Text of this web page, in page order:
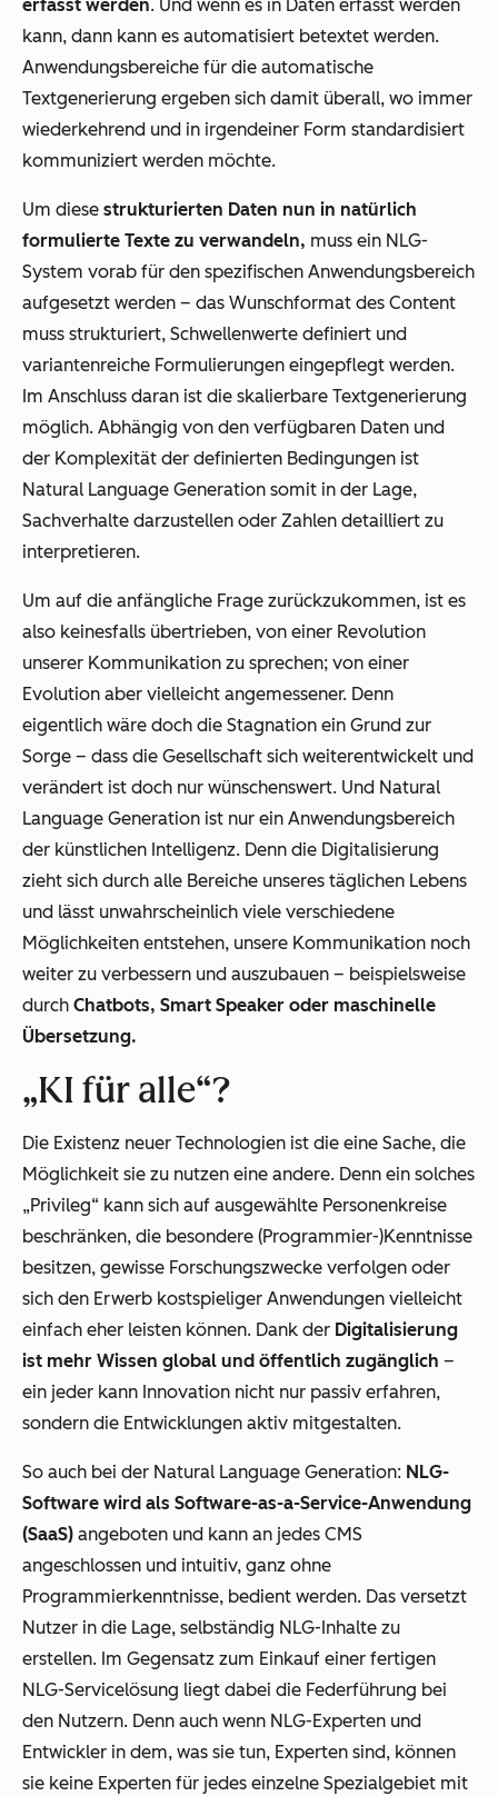
erfasst werden. Und wenn es in Daten erfasst werden
kann, dann kann es automatisiert betextet werden.
Anwendungsbereiche für die automatische
Textgenerierung ergeben sich damit überall, wo immer
wiederkehrend und in irgendeiner Form standardisiert
kommuniziert werden möchte.
Um diese strukturierten Daten nun in natürlich
formulierte Texte zu verwandeln, muss ein NLG-
System vorab für den spezifischen Anwendungsbereich
aufgesetzt werden – das Wunschformat des Content
muss strukturiert, Schwellenwerte definiert und
variantenreiche Formulierungen eingepflegt werden.
Im Anschluss daran ist die skalierbare Textgenerierung
möglich. Abhängig von den verfügbaren Daten und
der Komplexität der definierten Bedingungen ist
Natural Language Generation somit in der Lage,
Sachverhalte darzustellen oder Zahlen detailliert zu
interpretieren.
Um auf die anfängliche Frage zurückzukommen, ist es
also keinesfalls übertrieben, von einer Revolution
unserer Kommunikation zu sprechen; von einer
Evolution aber vielleicht angemessener. Denn
eigentlich wäre doch die Stagnation ein Grund zur
Sorge – dass die Gesellschaft sich weiterentwickelt und
verändert ist doch nur wünschenswert. Und Natural
Language Generation ist nur ein Anwendungsbereich
der künstlichen Intelligenz. Denn die Digitalisierung
zieht sich durch alle Bereiche unseres täglichen Lebens
und lässt unwahrscheinlich viele verschiedene
Möglichkeiten entstehen, unsere Kommunikation noch
weiter zu verbessern und auszubauen – beispielsweise
durch Chatbots, Smart Speaker oder maschinelle
Übersetzung.
„KI für alle“?
Die Existenz neuer Technologien ist die eine Sache, die
Möglichkeit sie zu nutzen eine andere. Denn ein solches
„Privileg“ kann sich auf ausgewählte Personenkreise
beschränken, die besondere (Programmier-)Kenntnisse
besitzen, gewisse Forschungszwecke verfolgen oder
sich den Erwerb kostspieliger Anwendungen vielleicht
einfach eher leisten können. Dank der Digitalisierung
ist mehr Wissen global und öffentlich zugänglich –
ein jeder kann Innovation nicht nur passiv erfahren,
sondern die Entwicklungen aktiv mitgestalten.
So auch bei der Natural Language Generation: NLG-
Software wird als Software-as-a-Service-Anwendung
(SaaS) angeboten und kann an jedes CMS
angeschlossen und intuitiv, ganz ohne
Programmierkenntnisse, bedient werden. Das versetzt
Nutzer in die Lage, selbständig NLG-Inhalte zu
erstellen. Im Gegensatz zum Einkauf einer fertigen
NLG-Servicelösung liegt dabei die Federführung bei
den Nutzern. Denn auch wenn NLG-Experten und
Entwickler in dem, was sie tun, Experten sind, können
sie keine Experten für jedes einzelne Spezialgebiet mit